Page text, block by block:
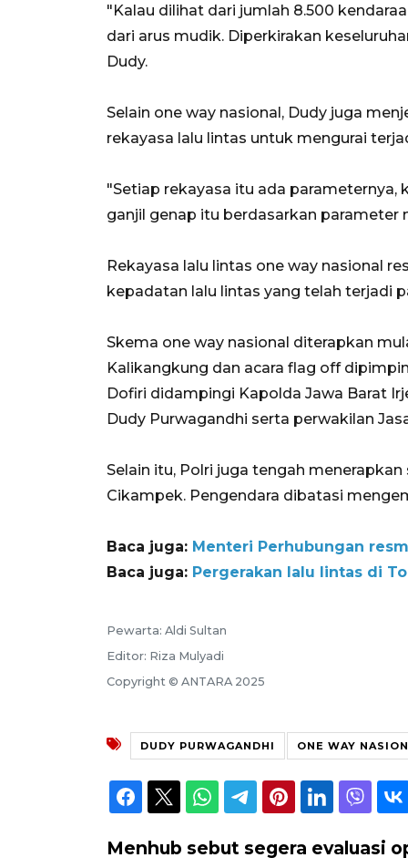
"Kalau dilihat dari jumlah 8.500
dari arus mudik. Diperkirakan
Dudy.
Selain one way nasional, Dudy juga
rekayasa lalu lintas untuk mengurai
"Setiap rekayasa itu ada
ganjil genap itu berdasarkan parameter
Rekayasa lalu lintas one way nasional
kepadatan lalu lintas yang telah terjadi
Skema one way nasional diterapkan
Kalikangkung dan acara flag off
Dofiri didampingi Kapolda Jawa Barat
Dudy Purwagandhi serta perwakilan
Selain itu, Polri juga tengah
Cikampek. Pengendara dibatasi
Baca juga: Menteri Perhubungan
Baca juga: Pergerakan lalu lintas di
Pewarta: Aldi Sultan
Editor: Riza Mulyadi
Copyright © ANTARA 2025
DUDY PURWAGANDHI ONE WAY
Menhub sebut segera evaluasi